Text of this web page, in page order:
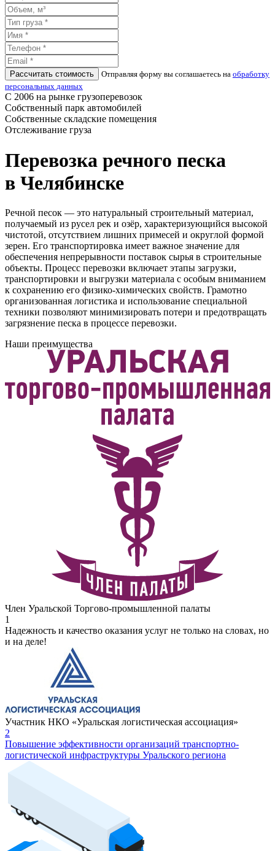
Рассчитать стоимость Отправляя форму вы соглашаетесь на обработку
персональных данных
С 2006 на рынке грузоперевозок
Собственный парк автомобилей
Собственные складские помещения
Отслеживание груза
Перевозка речного песка
в Челябинске
Речной песок — это натуральный строительный материал,
получаемый из русел рек и озёр, характеризующийся высокой
чистотой, отсутствием лишних примесей и округлой формой
зерен. Его транспортировка имеет важное значение для
обеспечения непрерывности поставок сырья в строительные
объекты. Процесс перевозки включает этапы загрузки,
транспортировки и выгрузки материала с особым вниманием
к сохранению его физико-химических свойств. Грамотно
организованная логистика и использование специальной
техники позволяют минимизировать потери и предотвращать
загрязнение песка в процессе перевозки.
Наши преимущества
Член Уральской Торгово-промышленной палаты
1
Надежность и качество оказания услуг не только на словах, но
и на деле!
Участник НКО «Уральская логистическая ассоциация»
2
Повышение эффективности организаций транспортно-
логистической инфраструктуры Уральского региона